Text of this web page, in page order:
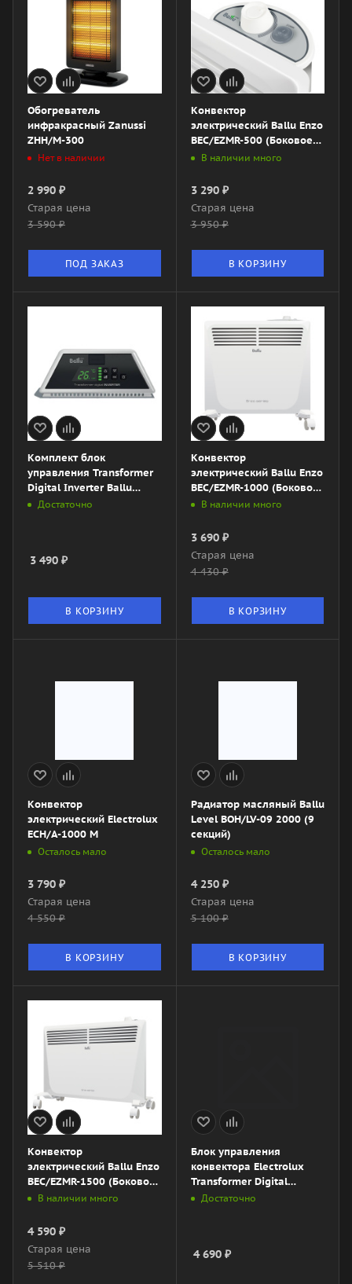
Обогреватель
инфракрасный Zanussi
ZHH/M-300
Нет в наличии
2 990 ₽
Старая цена
3 590₽
ПОД ЗАКАЗ
Конвектор
электрический Ballu Enzo
BEC/EZMR-500 (Боковое
управление)
В наличии много
3 290₽
Старая цена
3 950₽
В КОРЗИНУ
Комплект блок
управления Transformer
Digital Inverter Ballu
BCT/EVU-2.5I и модуль
Достаточно
3 490 ₽
В КОРЗИНУ
Конвектор
электрический Ballu Enzo
BEC/EZMR-1000 (Боковое
управление)
В наличии много
3 690₽
Старая цена
4 430₽
В КОРЗИНУ
Конвектор
электрический Electrolux
ECH/A-1000 M
Осталось мало
3 790 ₽
Старая цена
4 550₽
В КОРЗИНУ
Радиатор масляный Ballu
Level BOH/LV-09 2000 (9
секций)
Осталось мало
4 250₽
Старая цена
5 100₽
В КОРЗИНУ
Конвектор
электрический Ballu Enzo
BEC/EZMR-1500 (Боковое
управление)
В наличии много
4 590 ₽
Старая цена
5 510₽
Блок управления
конвектора Electrolux
Transformer Digital
Inverter 3.1
Достаточно
4 690₽